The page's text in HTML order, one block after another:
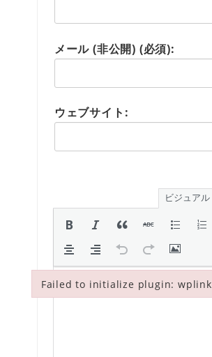
メール (非公開) (必須):
ウェブサイト:
ビジュアル
Failed to initialize plugin: wplink
Failed to initialize plugin: wplink